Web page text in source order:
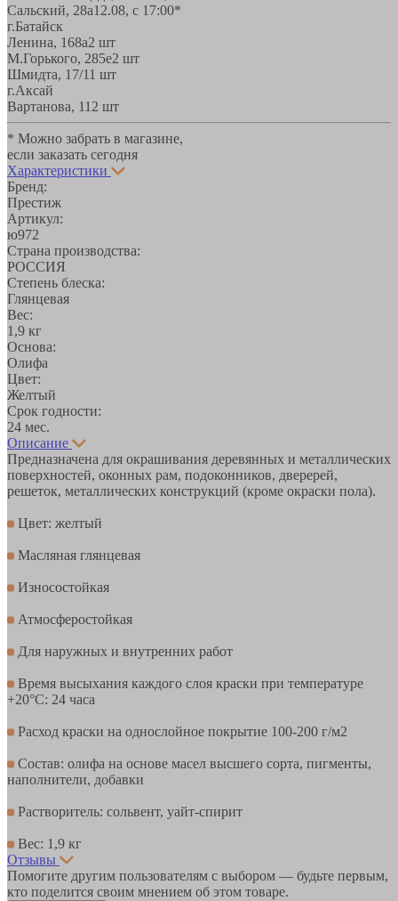
Сальский, 28a12.08, с 17:00*
г.Батайск
Ленина, 168а2 шт
М.Горького, 285е2 шт
Шмидта, 17/11 шт
г.Аксай
Вартанова, 11 2 шт
* Можно забрать в магазине,
если заказать сегодня
Характеристики
Бренд:
Престиж
Артикул:
ю972
Страна производства:
РОССИЯ
Степень блеска:
Глянцевая
Вес:
1,9 кг
Основа:
Олифа
Цвет:
Желтый
Срок годности:
24 мес.
Описание
Предназначена для окрашивания деревянных и металлических
поверхностей, оконных рам, подоконников, дверерей,
решеток, металлических конструкций (кроме окраски пола).
Цвет: желтый
Масляная глянцевая
Износостойкая
Атмосферостойкая
Для наружных и внутренних работ
Время высыхания каждого слоя краски при температуре
+20°С: 24 часа
Расход краски на однослойное покрытие 100-200 г/м2
Состав: олифа на основе масел высшего сорта, пигменты,
наполнители, добавки
Растворитель: сольвент, уайт-спирит
Вес: 1,9 кг
Отзывы
Помогите другим пользователям с выбором — будьте первым,
кто поделится своим мнением об этом товаре.